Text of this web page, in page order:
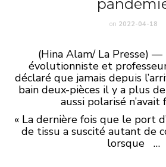
on 2022-04-18
(Hina Alam/ La Presse)
évolutionniste et
déclaré que jamais depuis
bain deux-pièces il y a plus
aussi polarisé n’avait
« La dernière fois que le port
de tissu a suscité autant de
lorsque …